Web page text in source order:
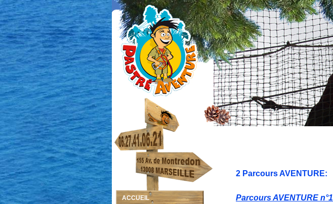
ACCUEIL
2 Parcours AVENTURE:
Parcours AVENTURE n°1